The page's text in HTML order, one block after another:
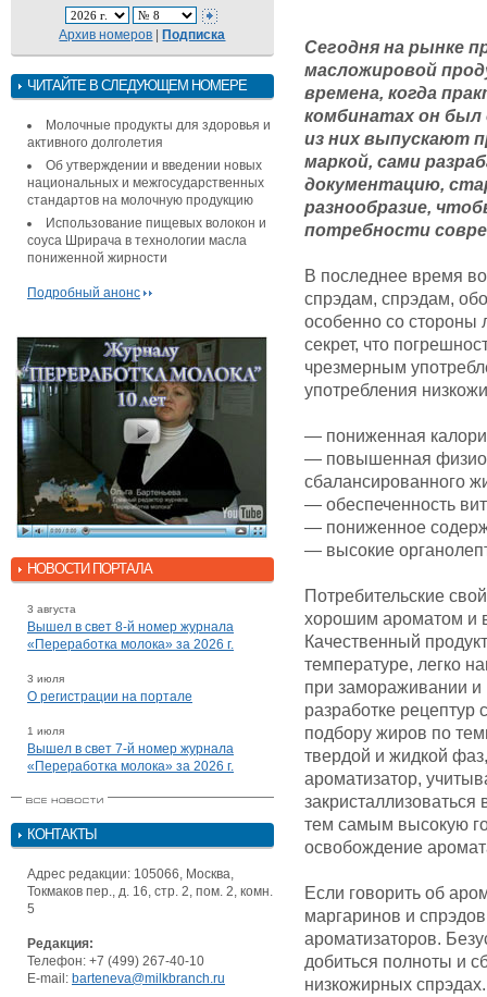
Архив номеров |Подписка
ЧИТАЙТЕ В СЛЕДУЮЩЕМ НОМЕРЕ
Молочные продукты для здоровья и
активного долголетия
Об утверждении и введении новых
национальных и межгосударственных
стандартов на молочную продукцию
Использование пищевых волокон и
соуса Шрирача в технологии масла
пониженной жирности
Подробный анонс
НОВОСТИ ПОРТАЛА
3 августа
Вышел в свет 8-й номер журнала
«Переработка молока» за 2026 г.
3 июля
О регистрации на портале
1 июля
Вышел в свет 7-й номер журнала
«Переработка молока» за 2026 г.
КОНТАКТЫ
Адрес редакции: 105066, Москва,
Токмаков пер., д. 16, стр. 2, пом. 2, комн.
5
Редакция:
Телефон: +7 (499) 267-40-10
E-mail: barteneva@milkbranch.ru
Сегодня на рынке
масложировой
времена, когда
комбинатах он
из них выпускают
маркой, сами
документацию,
разнообразие,
потребности
В последнее время
спрэдам, спрэдам,
особенно со
секрет, что
чрезмерным
употребления
— пониженная
— повышенная
сбалансированного
— обеспеченность
— пониженное
— высокие
Потребительские
хорошим ароматом и
Качественный
температуре, легко
при замораживании
разработке рецептур
подбору жиров по
твердой и жидкой
ароматизатор,
тем самым высокую
освобождение
Если говорить об
маргаринов и
ароматизаторов.
добиться полноты и
низкожирных